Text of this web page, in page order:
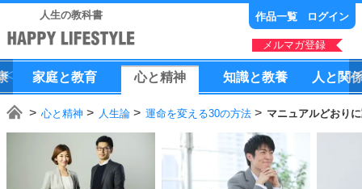
人生の教科書 作品一覧 ログイン
メルマガ登録
家庭と教育 心と精神 知識と教養 人 と 関
心と精神 人生論 運命を変える30の方法 マニュアルどおり